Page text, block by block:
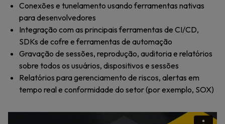
Conexões e tunelamento usando ferramentas nativas
para desenvolvedores
Integração com as principais ferramentas de CI/CD,
SDKs de cofre e ferramentas de automação
Gravação de sessões, reprodução, auditoria e relatórios
sobre todos os usuários, dispositivos e sessões
Relatórios para gerenciamento de riscos, alertas em
tempo real e conformidade do setor (por exemplo, SOX)